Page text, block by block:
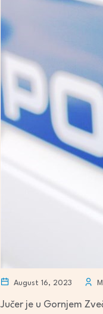
August 16, 2023
Jučer je u Gornjem